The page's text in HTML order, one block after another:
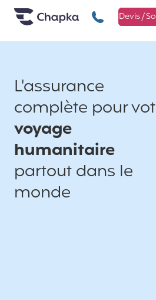
Chapka +33 1 74 85 50 50
Devis /
L'assurance
complète pour
voyage
humanitaire
partout dans le
monde